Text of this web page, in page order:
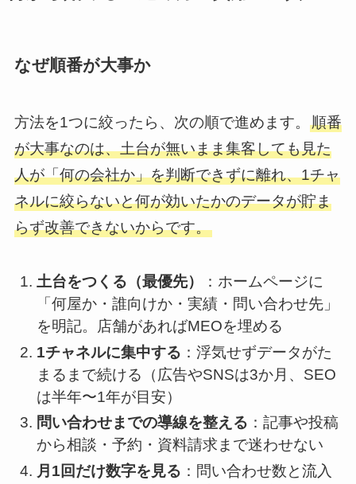
なぜ順番が大事か
方法を1つに絞ったら、次の順で進めます。 順番
が大事なのは、土台が無いまま集客しても見た
人が「何の会社か」を判断できずに離れ、1チャ
ネルに絞らないと何が効いたかのデータが貯ま
らず改善できないからです。
土台をつくる（最優先）
：ホームページに
「何屋か・誰向けか・実績・問い合わせ先」
を明記。店舗があればMEOを埋める
1チャネルに集中する ：浮気せずデータがた
まるまで続ける（広告やSNSは3か月、SEO
は半年〜1年が目安）
問い合わせまでの導線を整える ：記事や投稿
から相談・予約・資料請求まで迷わせない
月1回だけ数字を見る ：問い合わせ数と流入